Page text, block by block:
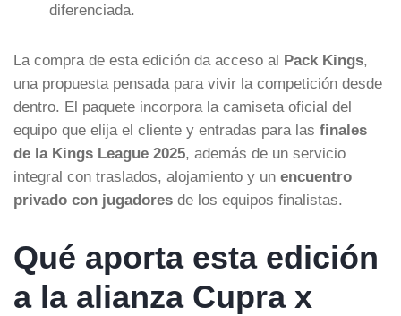
diferenciada.
La compra de esta edición da acceso al Pack Kings,
una propuesta pensada para vivir la competición desde
dentro. El paquete incorpora la camiseta oficial del
equipo que elija el cliente y entradas para las finales
de la Kings League 2025, además de un servicio
integral con traslados, alojamiento y un encuentro
privado con jugadores de los equipos finalistas.
Qué aporta esta edición
a la alianza Cupra x